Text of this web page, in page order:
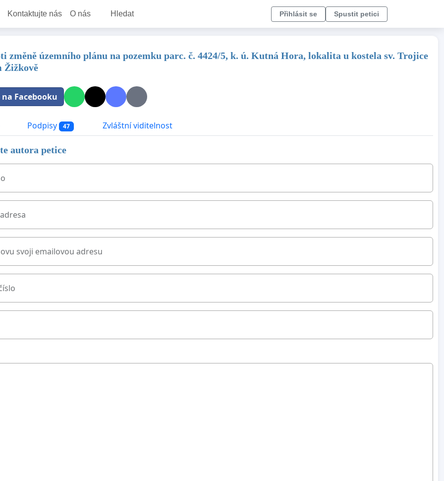
Kontaktujte nás O nás Hledat Přihlásit se Spustit petici
změně územního plánu na pozemku parc. č. 4424/5, k. ú. Kutná Hora, lokalita u kostela sv. Trojice
Žižkově
Facebooku
Podpisy 47 Zvláštní viditelnost
autora petice
svoji emailovou adresu